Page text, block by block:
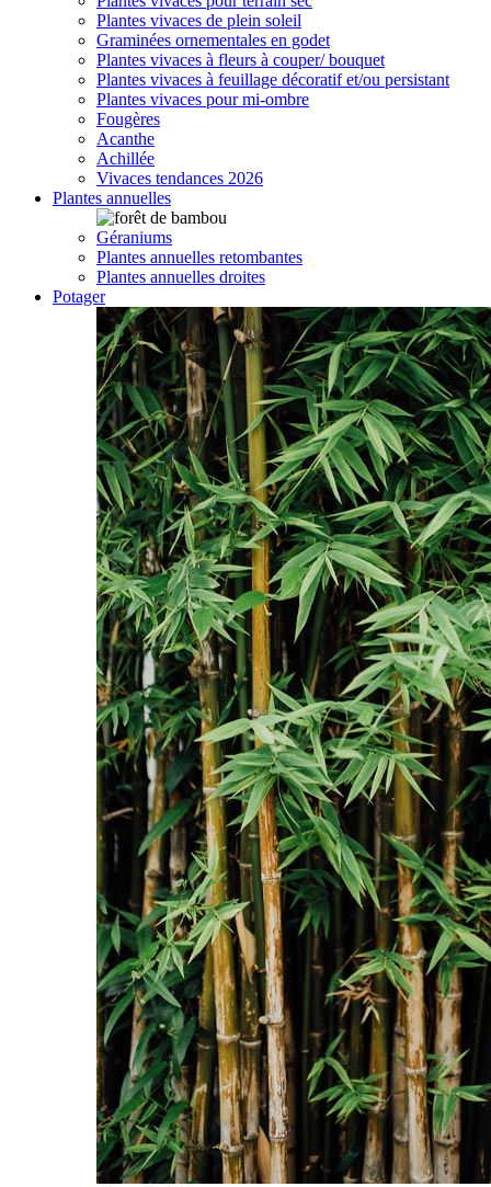
Plantes vivaces de plein soleil
Graminées ornementales en godet
Plantes vivaces à fleurs à couper/ bouquet
Plantes vivaces à feuillage décoratif et/ou persistant
Plantes vivaces pour mi-ombre
Fougères
Acanthe
Achillée
Vivaces tendances 2026
Plantes annuelles
Géraniums
Plantes annuelles retombantes
Plantes annuelles droites
Potager